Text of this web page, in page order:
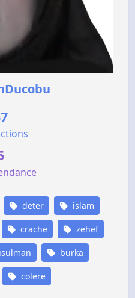
deter islam
crache zehef
burka
colere